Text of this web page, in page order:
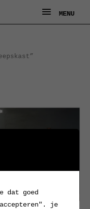
MENU
MENU
dat goed
je